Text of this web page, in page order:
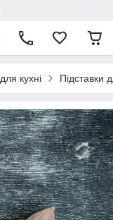
кухні Підставки